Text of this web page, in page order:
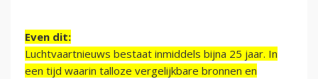
Even dit:
Luchtvaartnieuws bestaat inmiddels bijna 25 jaar. In
een tijd waarin talloze vergelijkbare bronnen en